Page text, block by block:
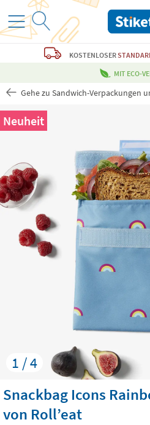
KOSTENLOSER
MIT ECO-
Gehe zu Sandwich-Verpackungen
1 / 4
Neuheit
Snackbag Icons
von Roll’eat